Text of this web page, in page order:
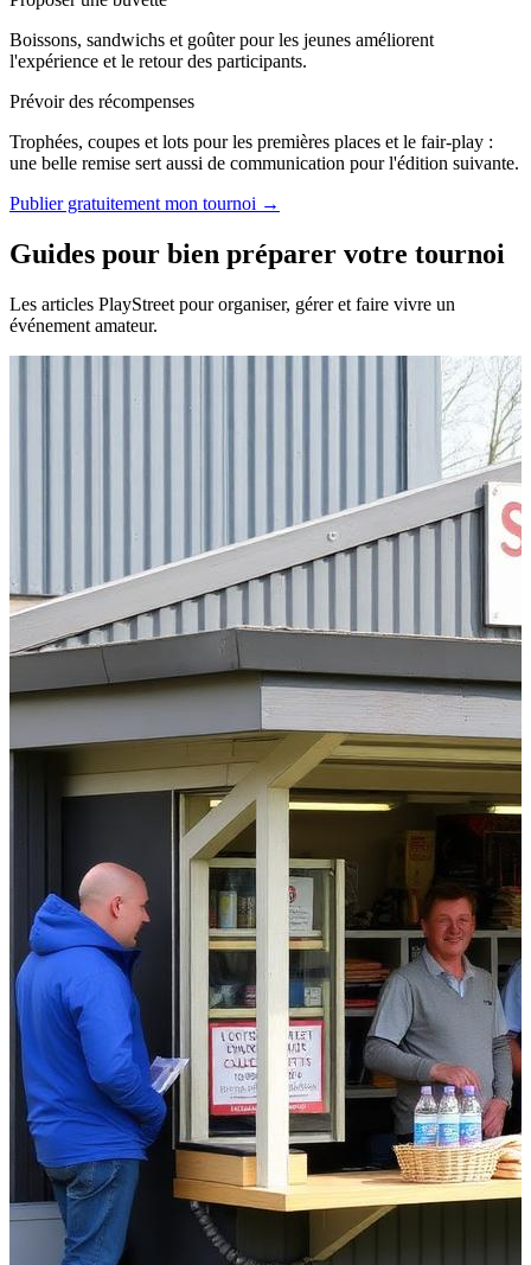
Boissons, sandwichs et goûter pour les jeunes améliorent
l'expérience et le retour des participants.
Prévoir des récompenses
Trophées, coupes et lots pour les premières places et le fair-play :
une belle remise sert aussi de communication pour l'édition suivante.
Publier gratuitement mon tournoi →
Guides pour bien préparer votre tournoi
Les articles PlayStreet pour organiser, gérer et faire vivre un
événement amateur.